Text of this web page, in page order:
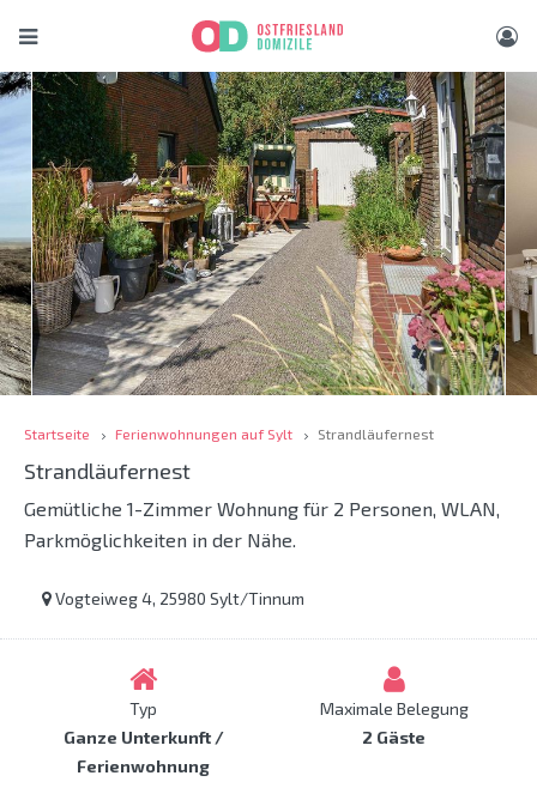
Startseite Ferienwohnungen auf Sylt Strandläufernest
Strandläufernest
Gemütliche 1-Zimmer Wohnung für 2 Personen, WLAN,
Parkmöglichkeiten in der Nähe.
Vogteiweg 4, 25980 Sylt/Tinnum
Typ
Ganze Unterkunft /
Ferienwohnung
Maximale Belegung
2 Gäste